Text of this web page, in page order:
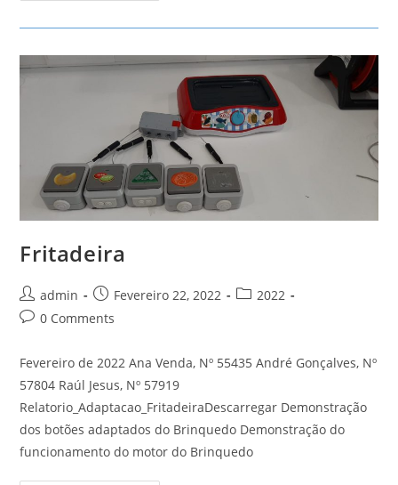
Fritadeira
Post
author:
admin
Post
published:
Fevereiro 22, 2022
Post2022
Post0 Comments
Fevereiro de 2022 Ana Venda, Nº 55435 André Gonçalves, Nº
57804 Raúl Jesus, Nº 57919
Relatorio_Adaptacao_FritadeiraDescarregar Demonstração
dos botões adaptados do Brinquedo Demonstração do
funcionamento do motor do Brinquedo